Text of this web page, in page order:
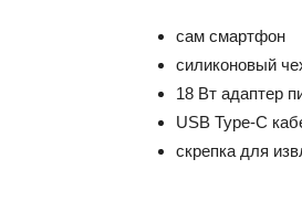
сам смартфон
силиконовый
18 Вт адаптер
USB Type-C
скрепка для